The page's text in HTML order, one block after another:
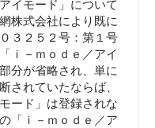
イモード」について
株式会社により既に
３２５２号：第１号
ｉ－ｍｏｄｅ／アイ
分が省略され、単に
されていたならば、
ード」は登録されな
「ｉ－ｍｏｄｅ／ア